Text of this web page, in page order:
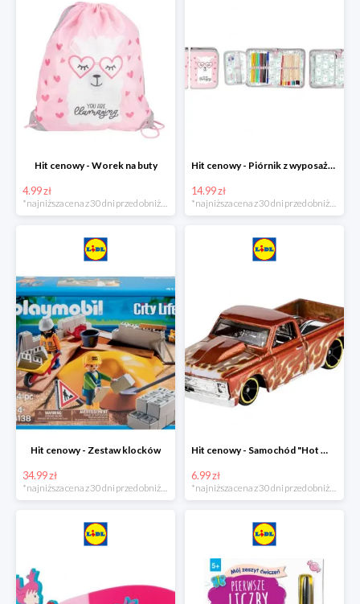
Hit cenowy - Worek na buty
4.99 zł
Hit cenowy - Piórnik z wyposażeniem
14.99 zł
Hit cenowy - Zestaw klocków
34.99 zł
*najniższa cena z 30 dni przed obniżką
Hit cenowy - Samochód "Hot Wheels"
6.99 zł
*najniższa cena z 30 dni przed obniżką